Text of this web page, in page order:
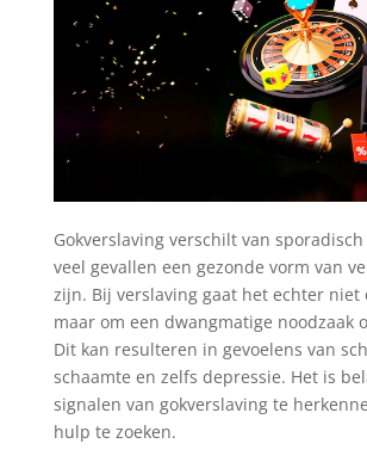
Gokverslaving verschilt van
veel gevallen een gezonde vorm van
zijn. Bij verslaving gaat het echter niet
maar om een dwangmatige noodzaak
Dit kan resulteren in gevoelens van
schaamte en zelfs depressie. Het is
signalen van gokverslaving te
hulp te zoeken.